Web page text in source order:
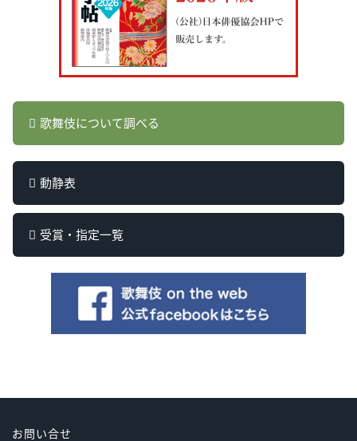
歌舞伎について調べる
動静表
受賞・指定一覧
お問い合せ